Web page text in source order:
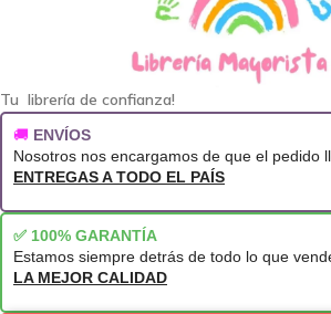
Tu librería de confianza!
🚚 ENVÍOS
Nosotros nos encargamos de que el pedido
ENTREGAS A TODO EL PAÍS
✅ 100% GARANTÍA
Estamos siempre detrás de todo lo que
LA MEJOR CALIDAD